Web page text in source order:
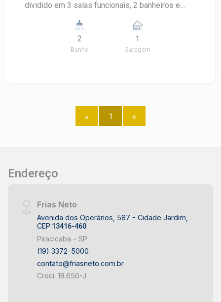
dividido em 3 salas funcionais, 2 banheiros e
agrega sofisticação ao ambiente, além de 1 vaga
de garagem. Ideal para escritórios, consultórios
ou empresas que buscam endereço valorizado e
restaurantes e transporte público,
proporcionando praticidade e visibilidade para o
2
Banho
1
Garagem
« 1 »
Endereço
Frias Neto
Avenida dos Operários, 587 - Cidade Jardim,
CEP:13416-460
Piracicaba - SP
(19) 3372-5000
contato@friasneto.com.br
Creci: 18.650-J